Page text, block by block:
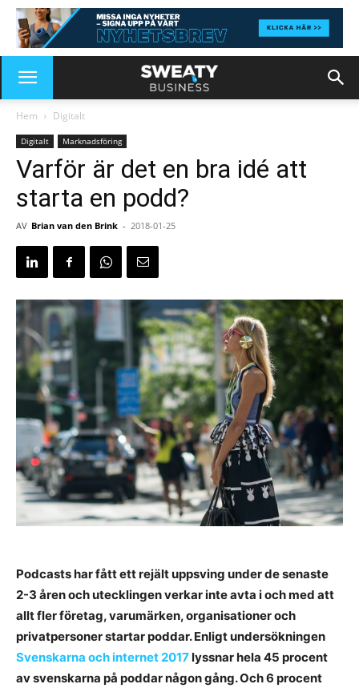
Hem Digitalt
Digitalt Marknadsföring
Varför är det en bra idé att
starta en podd?
AV Brian van den Brink - 2018-01-25
Podcasts har fått ett rejält uppsving under de senaste
2-3 åren och utecklingen verkar inte avta i och med att
allt fler företag, varumärken, organisationer och
privatpersoner startar poddar. Enligt undersökningen
Svenskarna och internet 2017lyssnar hela 45 procent
av svenskarna på poddar någon gång. Och 6 procent